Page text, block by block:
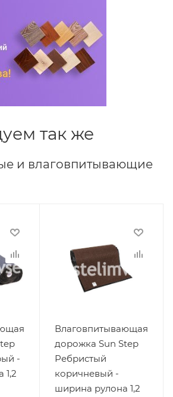
так же
и влаговпитывающие
-
1,2
Влаговпитывающая
дорожка Sun Step
Ребристый
коричневый -
ширина рулона 1,2